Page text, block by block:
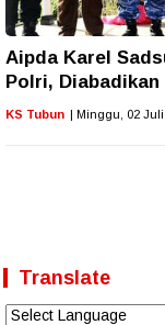
Aipda Karel
Polri,
KS Tubun | Minggu, 02
Translate